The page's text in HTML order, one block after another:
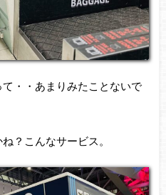
・・あまりみたことないで
？こんなサービス。